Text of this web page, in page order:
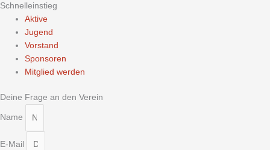
Schnelleinstieg
Aktive
Jugend
Vorstand
Sponsoren
Mitglied werden
Deine Frage an den Verein
Name
E-Mail